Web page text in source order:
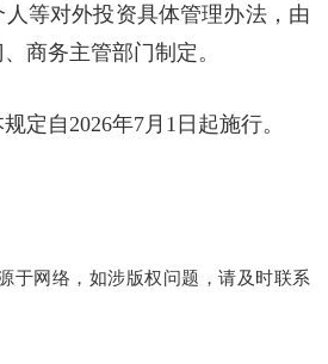
等对外投资具体管理办法，由
商务主管部门制定。
自2026年7月1日起施行。
于网络，如涉版权问题，请及时联系